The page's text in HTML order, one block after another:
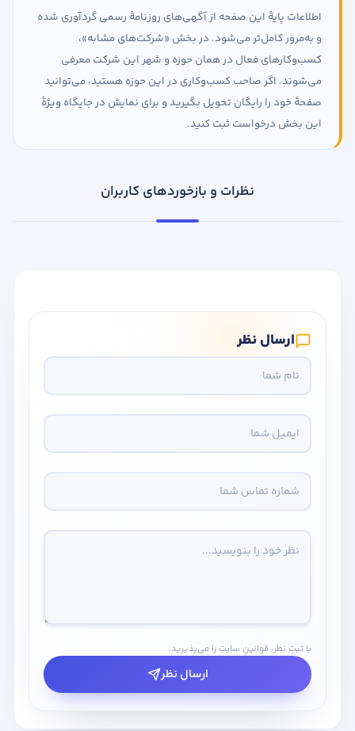
اطلاعات پایهٔ این صفحه از آگهی‌های روزنامهٔ رسمی گردآوری شده
و به‌مرور کامل‌تر می‌شود. در بخش «شرکت‌های مشابه»،
کسب‌وکارهای فعال در همان حوزه و شهر این شرکت معرفی
می‌شوند. اگر صاحب کسب‌وکاری در این حوزه هستید، می‌توانید
صفحهٔ خود را رایگان تحویل بگیرید و برای نمایش در جایگاه ویژهٔ
این بخش درخواست ثبت کنید.
نظرات و بازخوردهای کاربران
ارسال نظر
با ثبتِ نظر، قوانینِ سایت را می‌پذیرید.
ارسال نظر